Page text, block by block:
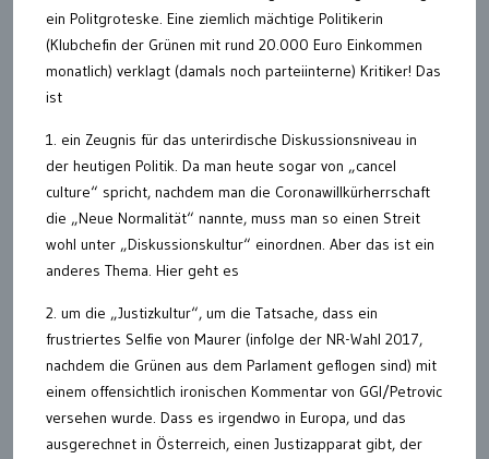
ein Politgroteske. Eine ziemlich mächtige Politikerin
(Klubchefin der Grünen mit rund 20.000 Euro Einkommen
monatlich) verklagt (damals noch parteiinterne) Kritiker! Das
ist
1. ein Zeugnis für das unterirdische Diskussionsniveau in
der heutigen Politik. Da man heute sogar von „cancel
culture“ spricht, nachdem man die Coronawillkürherrschaft
die „Neue Normalität“ nannte, muss man so einen Streit
wohl unter „Diskussionskultur“ einordnen. Aber das ist ein
anderes Thema. Hier geht es
2. um die „Justizkultur“, um die Tatsache, dass ein
frustriertes Selfie von Maurer (infolge der NR-Wahl 2017,
nachdem die Grünen aus dem Parlament geflogen sind) mit
einem offensichtlich ironischen Kommentar von GGI/Petrovic
versehen wurde. Dass es irgendwo in Europa, und das
ausgerechnet in Österreich, einen Justizapparat gibt, der